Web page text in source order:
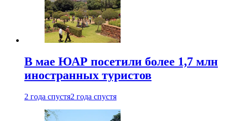
В мае ЮАР посетили более 1,7 млн
иностранных туристов
2 года спустя2 года спустя